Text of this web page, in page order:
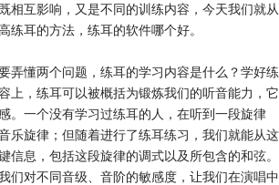
相互影响，又是不同的训练内容，今天我们就从
练耳的方法，练耳的软件哪个好。
弄懂两个问题，练耳的学习内容是什么？学好练
上，练耳可以被概括为锻炼我们的听音能力，它
。一个没有学习过练耳的人，在听到一段旋律
乐旋律；但随着进行了练耳练习，我们就能从这
信息，包括这段旋律的调式以及所包含的和弦。
们对不同音级、音阶的敏感度，让我们在演唱中